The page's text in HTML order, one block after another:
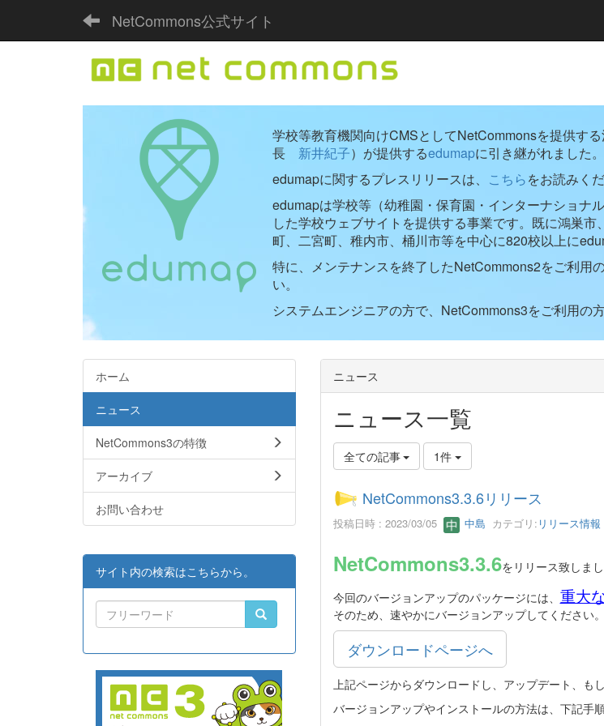
NetCommons公式サイト
学校等教育機関向けCMSとしてNetCommonsを提供する
長 新井紀子）が提供するedumapに引き継がれました。
edumapに関するプレスリリースは、 こちらをお読みくだ
edumapは学校等（幼稚園・保育園・インターナショナ
した学校ウェブサイトを提供する事業です。既に鴻巣
町、二宮町、稚内市、桶川市等を中心に820校以上に
特に、メンテナンスを終了したNetCommons2をご利用
い。
システムエンジニアの方で、NetCommons3をご利用の
ニュース
ニュース一覧
全ての記事 1件
NetCommons3.3.6リリース
投稿日時 : 2023/03/05 中島 カテゴリ: リリース情報
NetCommons3.3.6をリリース致しまし
今回のバージョンアップのパッケージには、 重大
そのため、速やかにバージョンアップしてください。
ダウンロードページへ
上記ページからダウンロードし、アップデート、も
バージョンアップやインストールの方法は、下記手
ホーム
ニュース
NetCommons3の特徴
アーカイブ
お問い合わせ
サイト内の検索はこちらから。